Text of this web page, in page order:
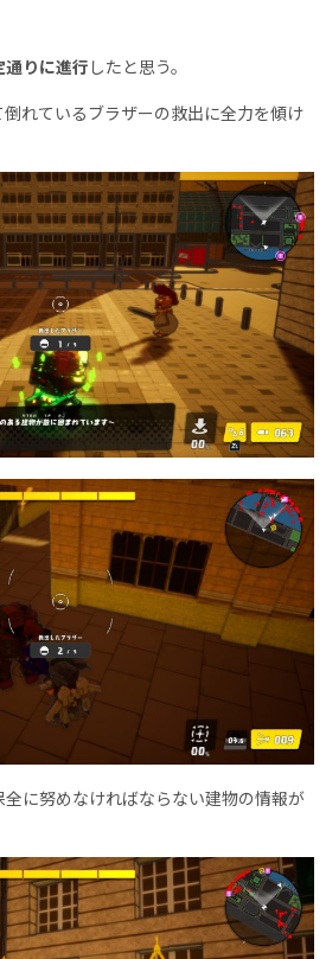
りに進行 したと思う。
れているブラザーの救出に全力を傾け
に努めなければならない建物の情報が